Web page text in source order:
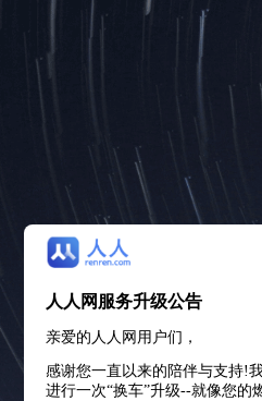
人人网服务升级公告
亲爱的人人网用户们，
感谢您一直以来的陪伴与支持!
进行一次“换车”升级--就像您的